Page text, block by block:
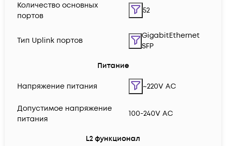
Количество основных
портов
52
Тип Uplink портов
GigabitEthernet
SFP
Питание
Напряжение питания ~220V AC
Допустимое напряжение
питания
100-240V AC
L2 функционал